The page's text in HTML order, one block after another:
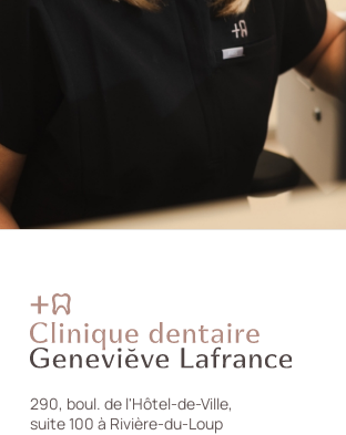
290, boul. de l'Hôtel-de-Ville,
suite 100 à Rivière-du-Loup